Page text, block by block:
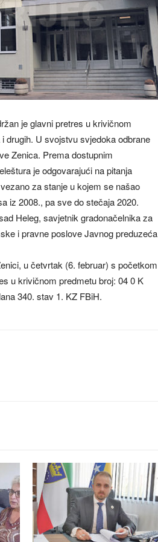
je glavni pretres u krivičnom
drugih. U svojstvu svjedoka odbrane
Zenica. Prema dostupnim
je odgovarajući na pitanja
za stanje u kojem se našao
iz 2008., pa sve do stečaja 2020.
Heleg, savjetnik gradonačelnika za
i pravne poslove Javnog preduzeća
u četvrtak (6. februar) s početkom
u krivičnom predmetu broj: 04 0 K
340. stav 1. KZ FBiH.